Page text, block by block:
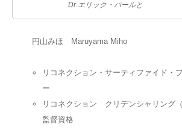
Dr.エリック・パールと
円山みほ Maruyama Miho
リコネクション・サーティファイド・
ー
リコネクション クリデンシャリング
監督資格